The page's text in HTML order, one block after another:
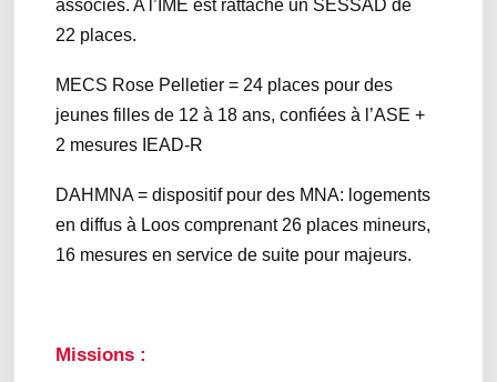
associés. A l’IME est rattaché un SESSAD de
22 places.
MECS Rose Pelletier = 24 places pour des
jeunes filles de 12 à 18 ans, confiées à l’ASE +
2 mesures IEAD-R
DAHMNA = dispositif pour des MNA: logements
en diffus à Loos comprenant 26 places mineurs,
16 mesures en service de suite pour majeurs.
Missions :